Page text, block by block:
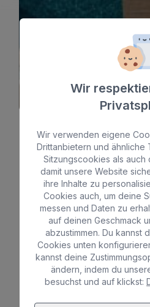
Siehe
Günstiges
Wir
Wir verwenden eigene
Drittanbietern und ähnliche
Sitzungscookies als auch
damit unsere Website
ihre Inhalte zu
Cookies auch, um deine
messen und Daten zu
auf deinen Geschmack
abzustimmen. Du kannst
Cookies unten
kannst deine
ändern, indem du
besuchst und auf klickst: